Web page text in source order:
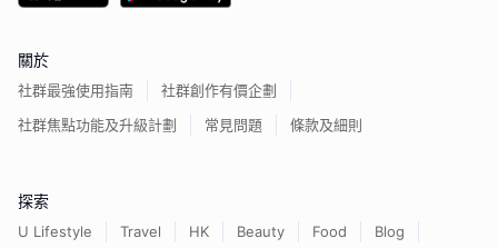
關於
社群最強使用指南
社群創作有價企劃
社群焦點功能及升級計劃
常見問題 條款及細則
探索
U Lifestyle Travel HK Beauty Food Blog